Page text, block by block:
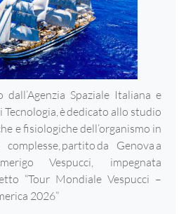
dall’Agenzia Spaziale Italiana e
è dedicato allo studio
e fisiologiche dell’organismo in
partito da Genova a
Vespucci, impegnata
“Tour Mondiale Vespucci –
2026”